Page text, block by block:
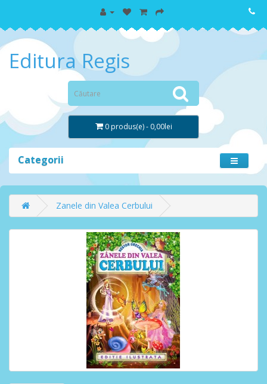
Editura Regis
0 produs(e) - 0,00lei
Categorii
Zanele din Valea Cerbului